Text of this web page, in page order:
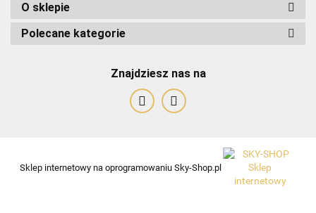
Alessandro Paoli
O sklepie
Polecane kategorie
Znajdziesz nas na
Sklep internetowy na oprogramowaniu Sky-Shop.pl